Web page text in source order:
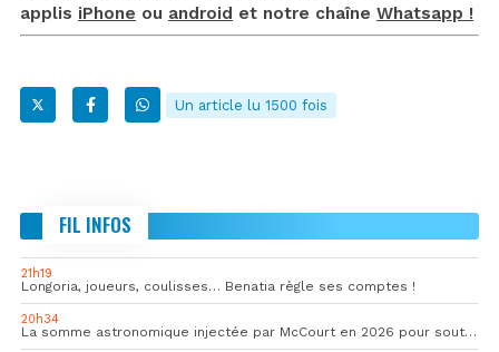
applis iPhone ou android et notre chaîne Whatsapp !
Un article lu 1500 fois
FIL INFOS
21h19
Longoria, joueurs, coulisses… Benatia règle ses comptes !
20h34
La somme astronomique injectée par McCourt en 2026 pour soutenir l’OM